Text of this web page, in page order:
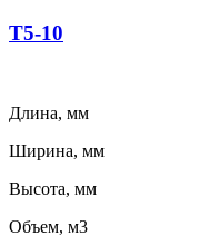
Т5-10
Длина, мм
Ширина, мм
Высота, мм
Объем, м3